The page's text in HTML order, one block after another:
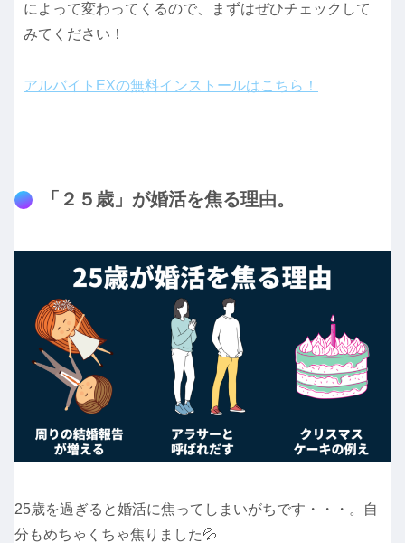
によって変わってくるので、まずはぜひチェックして
みてください！
アルバイトEXの無料インストールはこちら！
「２５歳」が婚活を焦る理由。
25歳を過ぎると婚活に焦ってしまいがちです・・・。自
分もめちゃくちゃ焦りました💦